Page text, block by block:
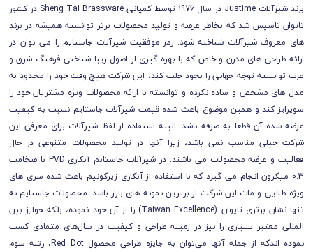
برند شیرآلات Justime در سال 1976 توسط کمپانی Sheng Tai Brassware در کشور
تایوان تاسیس شد که بخاطر عرضه و تولید محصولات برتر توانسته همیشه در برند
های معروف شیرآلات شناخته شود. رمز موفقیت شیرآلات جاستایم را می توان در
ارائه طراحی های مدرن و خاص که با بهره گیری از اصول زیبا شناختی فرهنگ شرق و
غرب توانسته توجه جهانی را بخود جلب کند، این شرکت هیچ وقت خود را محدود به
مدل های مشخص و ساده نکرده و توانسته با ارائه محصولات ویژه مشتریان خود را
سوپرایز کند و همین موضوع باعث شده قیمت شیرآلات جاستایم نسبت به کیفیت
عرضه شده آن قطعا به صرفه باشد. البته استفاده از لفظ شیرآلات برای معرفی این
شرکت خیلی مناسب نمی باشد، زیرا آنها در تولید محصولات متنوعی در حال
فعالیت و عرضه محصولات می باشند. در شیرآلات جاستایم آبکاری PVD با ضخامت
0.3 میکرون انجام می گیرد که با استفاده از آبکاری زیرکونیم باعث شده سری های
ویژه طلایی و مات این شرکت از برترین نمونه های بازار باشد. محصولات جاستایم نه
تنها نشان برتری تایوان (Taiwan Excellence) را از آن خود نموده، بلکه جوایز بین
المللی معتبر بسیاری را نیز در زمینه طراحی و کیفیت در سال‌های متمادی کسب
نموده اندکه از جمله آنها می‌توان به جایزه طراحی محصول Red Dot، رتبه سوم